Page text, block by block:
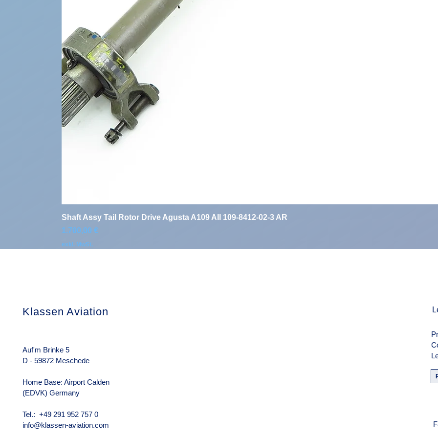
Shaft Assy Tail Rotor Drive Agusta A109 AII 109-8412-02-3 AR
Preis
1.700,00 €
exkl. MwSt.
Klassen Aviation
Auf'm Brinke 5
D - 59872 Meschede
Home Base: Airport Calden
(EDVK) Germany
Tel.: +49 291 952 757 0
info@klassen-aviation.com